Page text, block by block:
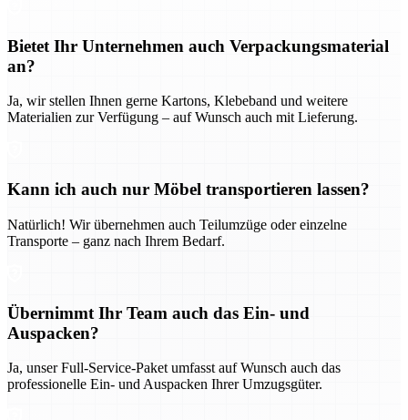
Bietet Ihr Unternehmen auch Verpackungsmaterial
an?
Ja, wir stellen Ihnen gerne Kartons, Klebeband und weitere
Materialien zur Verfügung – auf Wunsch auch mit Lieferung.
Kann ich auch nur Möbel transportieren lassen?
Natürlich! Wir übernehmen auch Teilumzüge oder einzelne
Transporte – ganz nach Ihrem Bedarf.
Übernimmt Ihr Team auch das Ein- und
Auspacken?
Ja, unser Full-Service-Paket umfasst auf Wunsch auch das
professionelle Ein- und Auspacken Ihrer Umzugsgüter.